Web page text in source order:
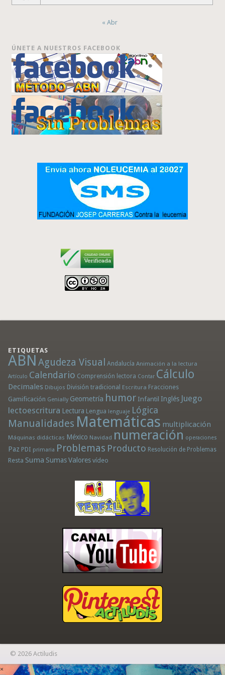
« Abr
ÚNETE A NUESTROS FACEBOOK
ETIQUETAS
ABN Agudeza Visual Andalucía Animación a la lectura
Artículo Calendario Comprensión lectora Contar Cálculo
Decimales Dibujos División tradicional Escritura Fracciones
Gamificación Genially Geometría humor Infantil Inglés Juego
lectoescritura Lectura Lengua lenguaje Lógica
Manualidades Matemáticas multiplicación
Máquinas didácticas México Navidad numeración operaciones
Paz PDI primaria Problemas Producto Resolución de Problemas
Resta Suma Sumas Valores vídeo
© 2026 Actiludis
×